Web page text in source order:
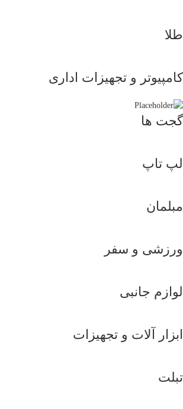
طلا
کامپیوتر و تجهیزات اداری
گجت ها
لپ تاپ
مبلمان
ورزشی و سفر
لوازم جانبی
ابزار آلات و تجهیزات
تبلت